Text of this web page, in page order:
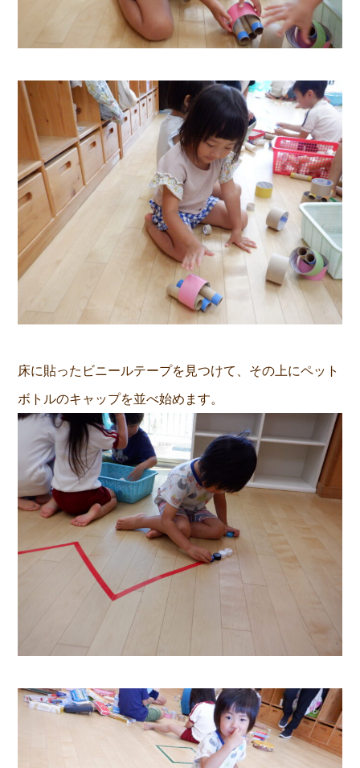
床に貼ったビニールテープを見つけて、その上にペット
ボトルのキャップを並べ始めます。